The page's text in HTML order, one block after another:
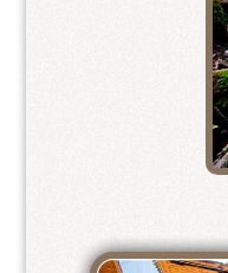
3-місний стандарт